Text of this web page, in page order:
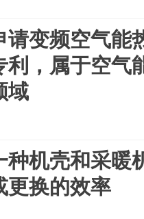
请变频空气能
利，属于空气
域
种机壳和采暖
更换的效率